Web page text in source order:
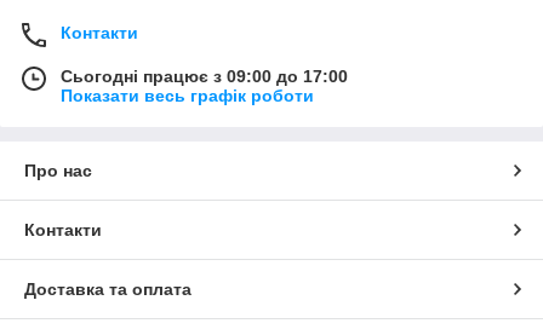
Контакти
Сьогодні працює з 09:00 до 17:00
Показати весь графік роботи
Про нас
Контакти
Доставка та оплата